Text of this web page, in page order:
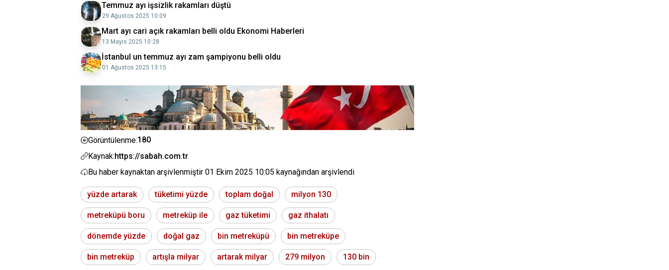
Temmuz ayı işsizlik rakamları düştü
29 Ağustos 2025 10:09
Mart ayı cari açık rakamları belli oldu Ekonomi Haberleri
13 Mayıs 2025 10:28
İstanbul un temmuz ayı zam şampiyonu belli oldu
01 Ağustos 2025 13:15
Görüntülenme:180
Kaynak:https://sabah.com.tr
Bu haber kaynaktan arşivlenmiştir 01 Ekim 2025 10:05 kaynağından arşivlendi
yüzde artarak tüketimi yüzde toplam doğal milyon 130
metreküpü boru metreküp ile gaz tüketimi gaz ithalatı
dönemde yüzde doğal gaz bin metreküpü bin metreküpe
bin metreküp artışla milyar artarak milyar 279 milyon 130 bin